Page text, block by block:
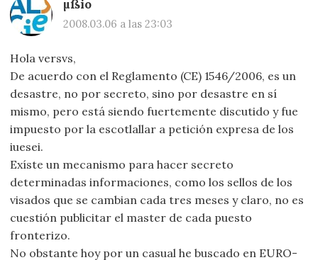
µßio
2008.03.06 a las 23:03
Hola versvs,
De acuerdo con el Reglamento (CE) 1546/2006, es un
desastre, no por secreto, sino por desastre en sí
mismo, pero está siendo fuertemente discutido y fue
impuesto por la escotlallar a petición expresa de los
iuesei.
Exíste un mecanismo para hacer secreto
determinadas informaciones, como los sellos de los
visados que se cambian cada tres meses y claro, no es
cuestión publicitar el master de cada puesto
fronterizo.
No obstante hoy por un casual he buscado en EURO-